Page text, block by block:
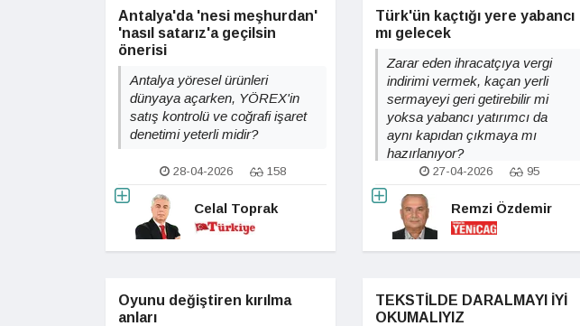
Antalya'da 'nesi meşhurdan'
'nasıl satarız'a geçilsin
önerisi
Antalya yöresel ürünleri
dünyaya açarken, YÖREX'in
satış kontrolü ve coğrafi işaret
denetimi yeterli midir?
28-04-2026 158
Celal Toprak
Türk'ün kaçtığı yere yabancı
mı gelecek
Zarar eden ihracatçıya vergi
indirimi vermek, kaçan yerli
sermayeyi geri getirebilir mi
yoksa yabancı yatırımcı da
aynı kapıdan çıkmaya mı
hazırlanıyor?
27-04-2026 95
Remzi Özdemir
Oyunu değiştiren kırılma
anları
TEKSTİLDE DARALMAYI İYİ
OKUMALIYIZ